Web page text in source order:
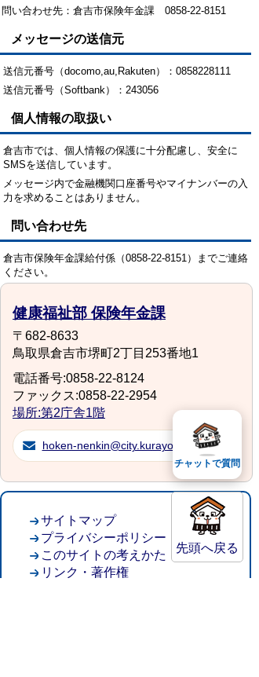
問い合わせ先：倉吉市保険年金課 0858-22-8151
メッセージの送信元
送信元番号（docomo,au,Rakuten）：0858228111
送信元番号（Softbank）：243056
個人情報の取扱い
倉吉市では、個人情報の保護に十分配慮し、安全に
SMSを送信しています。
メッセージ内で金融機関口座番号やマイナンバーの入
力を求めることはありません。
問い合わせ先
倉吉市保険年金課給付係（0858-22-8151）までご連絡
ください。
健康福祉部 保険年金課
〒682-8633
鳥取県倉吉市堺町2丁目253番地1
電話番号:0858-22-8124
ファックス:0858-22-2954
場所:第2庁舎1階
hoken-nenkin@city.kurayoshi.lg.jp
先頭へ戻る
サイトマップ
プライバシーポリシー
このサイトの考えかた
リンク・著作権
チャットで質問